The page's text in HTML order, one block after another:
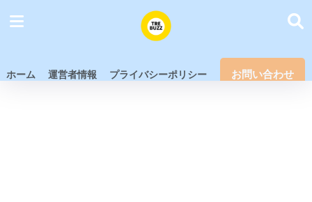
ホーム 運営者情報 プライバシーポリシー お問い合わせ